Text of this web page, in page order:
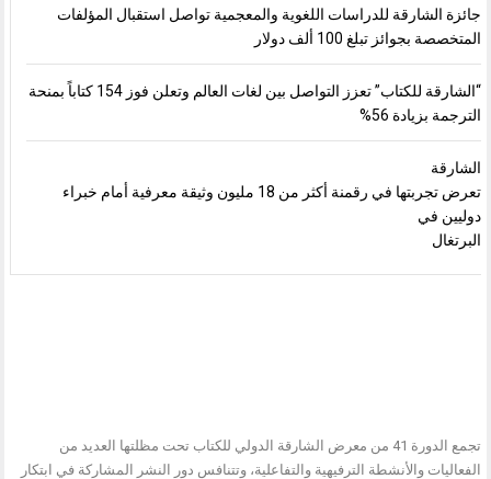
جائزة الشارقة للدراسات اللغوية والمعجمية تواصل استقبال المؤلفات
المتخصصة بجوائز تبلغ 100 ألف دولار
“الشارقة للكتاب” تعزز التواصل بين لغات العالم وتعلن فوز 154 كتاباً بمنحة
الترجمة بزيادة 56%
الشارقة
تعرض تجربتها في رقمنة أكثر من 18 مليون وثيقة معرفية أمام خبراء
دوليين في
البرتغال
تجمع الدورة 41 من معرض الشارقة الدولي للكتاب تحت مظلتها العديد من
الفعاليات والأنشطة الترفيهية والتفاعلية، وتتنافس دور النشر المشاركة في ابتكار